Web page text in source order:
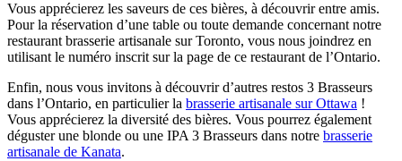
Vous apprécierez les saveurs de ces bières, à découvrir entre amis.
Pour la réservation d’une table ou toute demande concernant notre
restaurant brasserie artisanale sur Toronto, vous nous joindrez en
utilisant le numéro inscrit sur la page de ce restaurant de l’Ontario.
Enfin, nous vous invitons à découvrir d’autres restos 3 Brasseurs
dans l’Ontario, en particulier la brasserie artisanale sur Ottawa !
Vous apprécierez la diversité des bières. Vous pourrez également
déguster une blonde ou une IPA 3 Brasseurs dans notre brasserie
artisanale de Kanata.